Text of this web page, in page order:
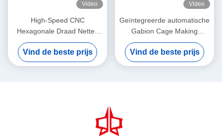
Video
High-Speed CNC
Hexagonale Draad Netten
Machine JINLIDA Gabion
Mesh Machine Manufacturer
Vind de beste prijs
Video
Geïntegreerde automatische
Gabion Cage Making
Machine: industriële
assemblagelijn voor snelle
Gabion Basket Productie
Vind de beste prijs